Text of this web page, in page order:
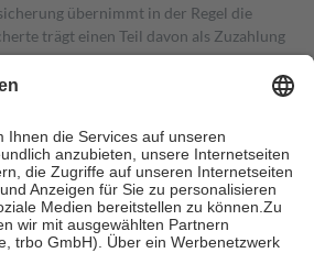
übernimmt in der Regel die
trägt einen Teil davon als Zuzahlung
Zuzahlungen in Höhe von zehn
sind jedoch nie mehr als die tatsächlichen
auch für Online-Apotheken.
Krankenpflege beträgt die
Kosten sowie zehn Euro je